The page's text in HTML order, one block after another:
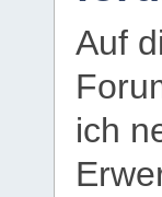
Auf
ich